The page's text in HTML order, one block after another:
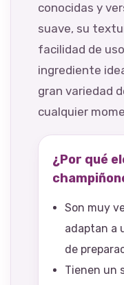
conocidas y
suave, su
facilidad de
ingrediente
gran variedad
cualquier
¿Por qué
Son muy
adaptan a
de
Tienen un